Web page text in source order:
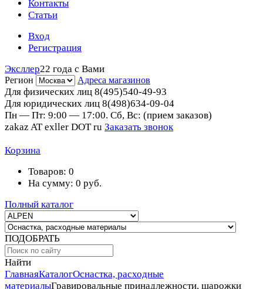
Контакты
Статьи
Вход
Регистрация
Эксллер22 года с Вами
Регион Адреса магазинов
Для физических лиц 8(495)540-49-93
Для юридических лиц 8(498)634-09-04
Пн — Пт: 9:00 — 17:00. Сб, Вс: (прием заказов)
zakaz AT exller DOT ru Заказать звонок
Корзина
Товаров: 0
На сумму: 0 руб.
Полный каталог
ПОДОБРАТЬ
Найти
ГлавнаяКаталогОснастка, расходные
материалыГравировальные принадлежности, шарожки